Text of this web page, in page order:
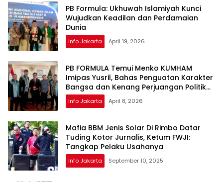
PB Formula: Ukhuwah Islamiyah Kunci
Wujudkan Keadilan dan Perdamaian
Dunia
Info Jakarta April 19, 2026
PB FORMULA Temui Menko KUMHAM
Imipas Yusril, Bahas Penguatan Karakter
Bangsa dan Kenang Perjuangan Politik
2017
Info Jakarta April 8, 2026
Mafia BBM Jenis Solar Di Rimbo Datar
Tuding Kotor Jurnalis, Ketum FWJI:
Tangkap Pelaku Usahanya
Info Jakarta September 10, 2025